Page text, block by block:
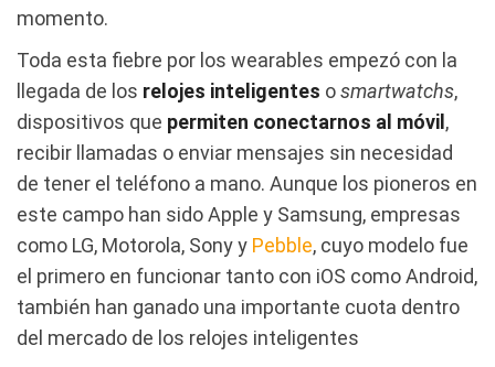
momento.
Toda esta fiebre por los wearables empezó con la
llegada de los relojes inteligentes osmartwatchs,
dispositivos que permiten conectarnos al móvil,
recibir llamadas o enviar mensajes sin necesidad
de tener el teléfono a mano. Aunque los pioneros en
este campo han sido Apple y Samsung, empresas
como LG, Motorola, Sony y Pebble, cuyo modelo fue
el primero en funcionar tanto con iOS como Android,
también han ganado una importante cuota dentro
del mercado de los relojes inteligentes